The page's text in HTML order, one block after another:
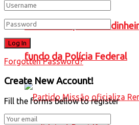
Lei destina parte do
fundo da Polícia Federal
Forgotten Password?
Create New Account!
Fill the forms bellow to register